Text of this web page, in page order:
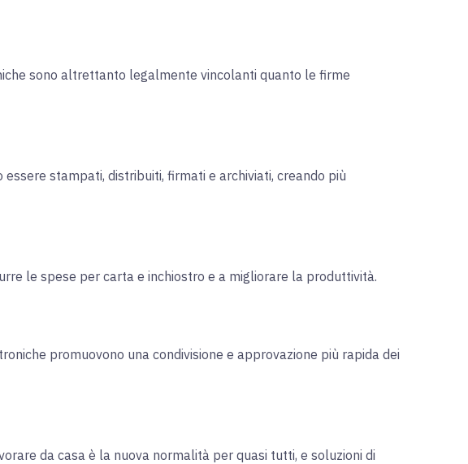
sono altrettanto legalmente vincolanti quanto le firme
essere stampati, distribuiti, firmati e archiviati, creando più
le spese per carta e inchiostro e a migliorare la produttività.
promuovono una condivisione e approvazione più rapida dei
da casa è la nuova normalità per quasi tutti, e soluzioni di